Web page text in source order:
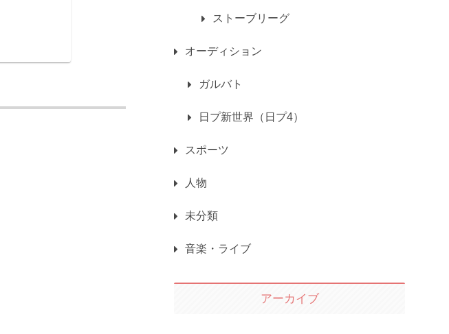
ストーブリーグ
オーディション
ガルバト
日プ新世界（日プ4）
スポーツ
人物
未分類
音楽・ライブ
アーカイブ